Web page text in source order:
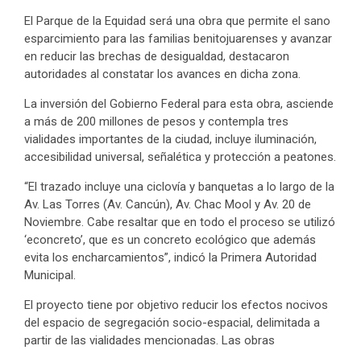
El Parque de la Equidad será una obra que permite el sano
esparcimiento para las familias benitojuarenses y avanzar
en reducir las brechas de desigualdad, destacaron
autoridades al constatar los avances en dicha zona.
La inversión del Gobierno Federal para esta obra, asciende
a más de 200 millones de pesos y contempla tres
vialidades importantes de la ciudad, incluye iluminación,
accesibilidad universal, señalética y protección a peatones.
“El trazado incluye una ciclovía y banquetas a lo largo de la
Av. Las Torres (Av. Cancún), Av. Chac Mool y Av. 20 de
Noviembre. Cabe resaltar que en todo el proceso se utilizó
‘econcreto’, que es un concreto ecológico que además
evita los encharcamientos”, indicó la Primera Autoridad
Municipal.
El proyecto tiene por objetivo reducir los efectos nocivos
del espacio de segregación socio-espacial, delimitada a
partir de las vialidades mencionadas. Las obras